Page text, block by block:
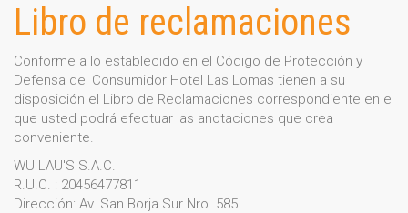
Libro de reclamaciones
Conforme a lo establecido en el Código de Protección y
Defensa del Consumidor Hotel Las Lomas tienen a su
disposición el Libro de Reclamaciones correspondiente en el
que usted podrá efectuar las anotaciones que crea
conveniente.
WU LAU'S S.A.C.
R.U.C. : 20456477811
Dirección: Av. San Borja Sur Nro. 585